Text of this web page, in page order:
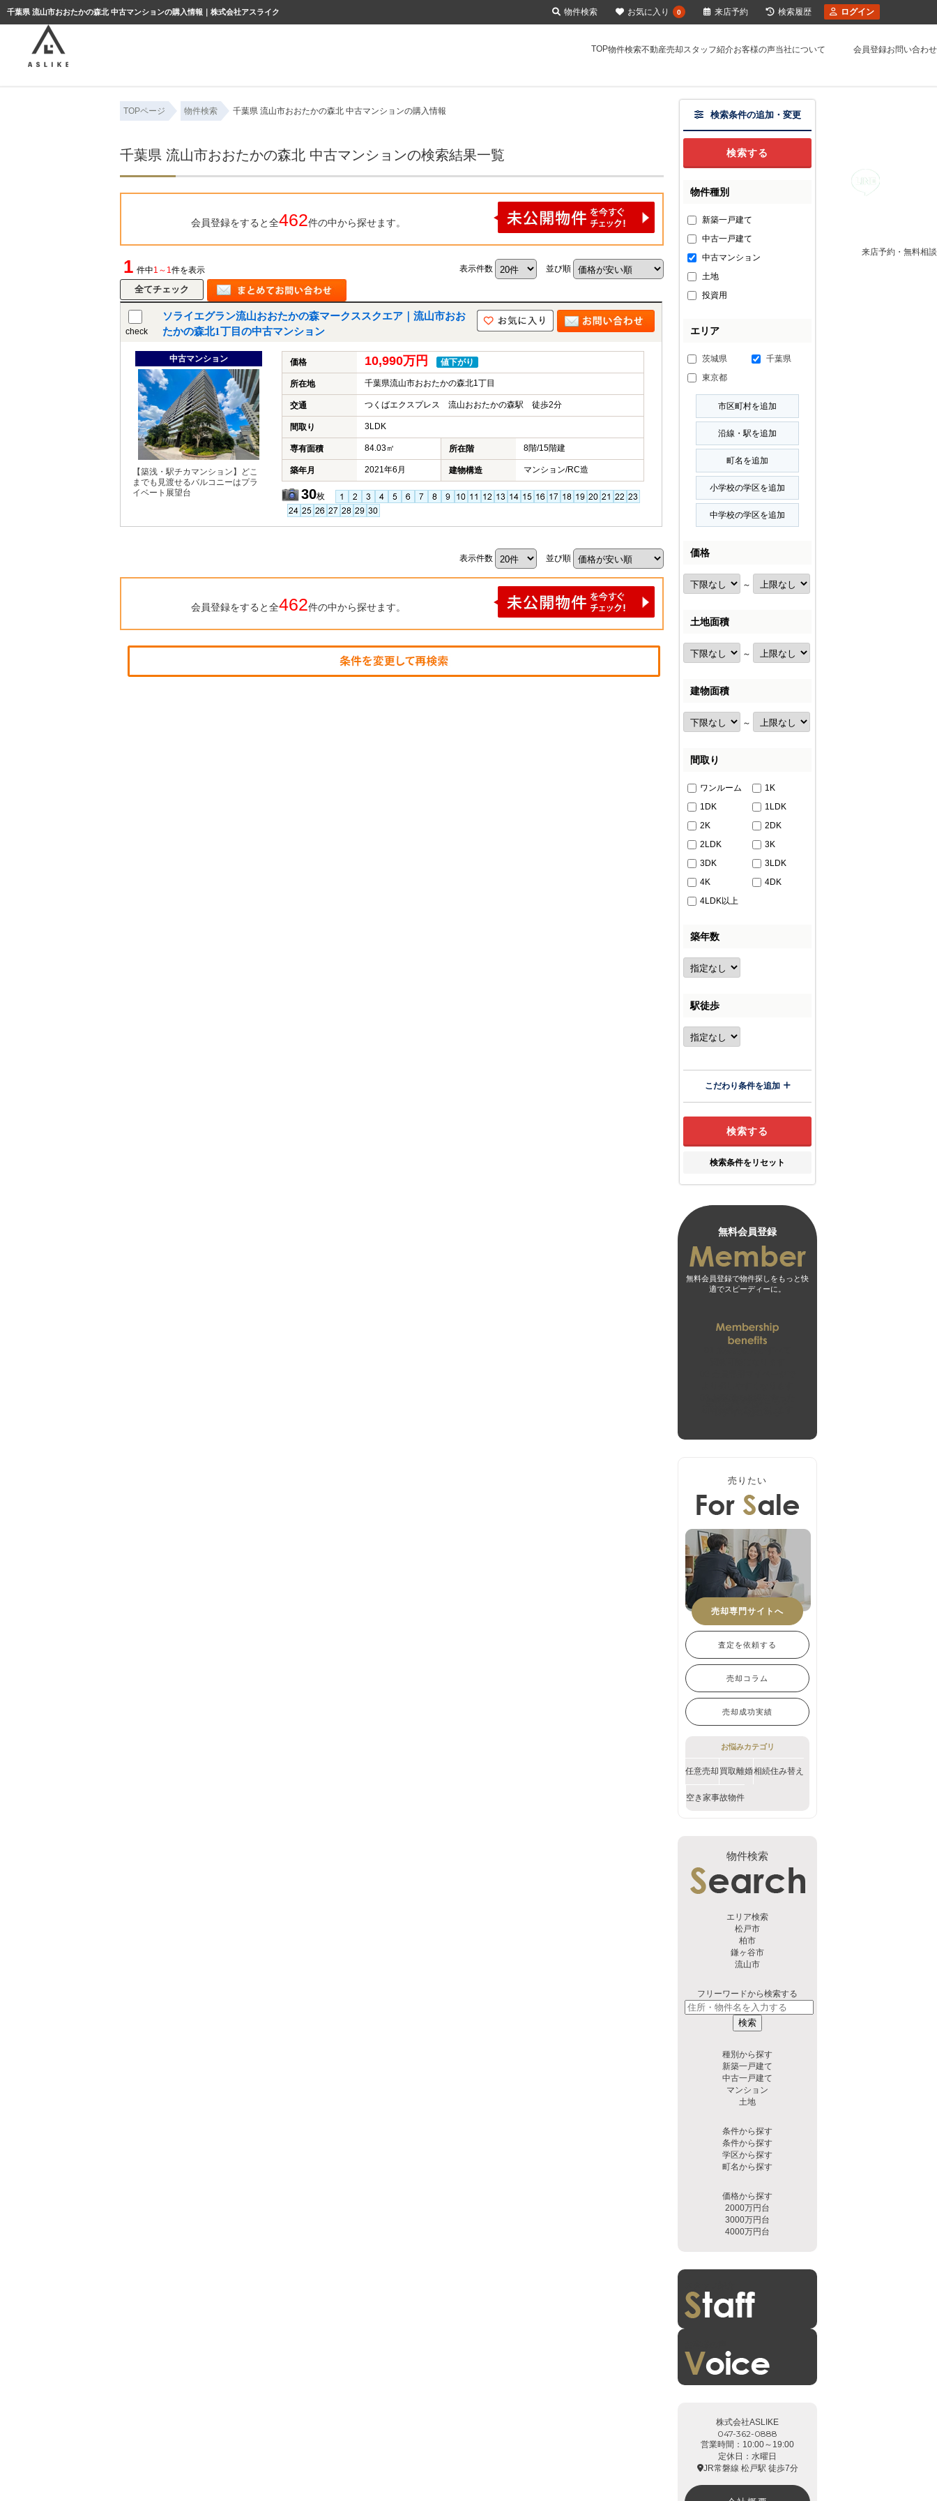
千葉県 流山市おおたかの森北 中古マンションの購入情報｜株式会社アスライク
TOP物件検索不動産売却スタッフ紹介お客様の声当社について 会員登録お問い合わせ
来店予約・無料相談
TOPページ 物件検索 千葉県 流山市おおたかの森北 中古マンションの購入情報
千葉県 流山市おおたかの森北 中古マンションの検索結果一覧
会員登録をすると全462件の中から探せます。
1 件中1～1件を表示 表示件数 並び順
check
ソライエグラン流山おおたかの森マークススクエア｜流山市おお
たかの森北1丁目の中古マンション
中古マンション
【築浅・駅チカマンション】どこ
までも見渡せるバルコニーはプラ
イベート展望台
価格 10,990万円 値下がり
所在地 千葉県流山市おおたかの森北1丁目
交通 つくばエクスプレス 流山おおたかの森駅 徒歩2分
間取り 3LDK
専有面積 84.03㎡ 所在階 8階/15階建
築年月 2021年6月 建物構造 マンション/RC造
30枚
表示件数 並び順
会員登録をすると全462件の中から探せます。
検索条件の追加・変更
物件種別
新築一戸建て
中古一戸建て
中古マンション
土地
投資用
エリア
茨城県
千葉県
東京都
価格
～
土地面積
～
建物面積
～
間取り
ワンルーム
1K
1DK
1LDK
2K
2DK
2LDK
3K
3DK
3LDK
4K
4DK
4LDK以上
築年数
駅徒歩
こだわり条件を追加
検索条件をリセット
無料会員登録
無料会員登録で物件探しをもっと快
適でスピーディーに。
売りたい
売却専門サイトへ
査定を依頼する
売却コラム
売却成功実績
お悩みカテゴリ
任意売却 買取離婚相続住み替え
空き家事故物件
物件検索
エリア検索
松戸市
柏市
鎌ヶ谷市
流山市
フリーワードから検索する
検索
種別から探す
新築一戸建て
中古一戸建て
マンション
土地
条件から探す
条件から探す
学区から探す
町名から探す
価格から探す
2000万円台
3000万円台
4000万円台
株式会社ASLIKE
047-362-0888
営業時間：10:00～19:00
定休日：水曜日
JR常磐線 松戸駅 徒歩7分
物件検索 お気に入り 0 来店予約 検索履歴 ログイン
ようこそゲスト様